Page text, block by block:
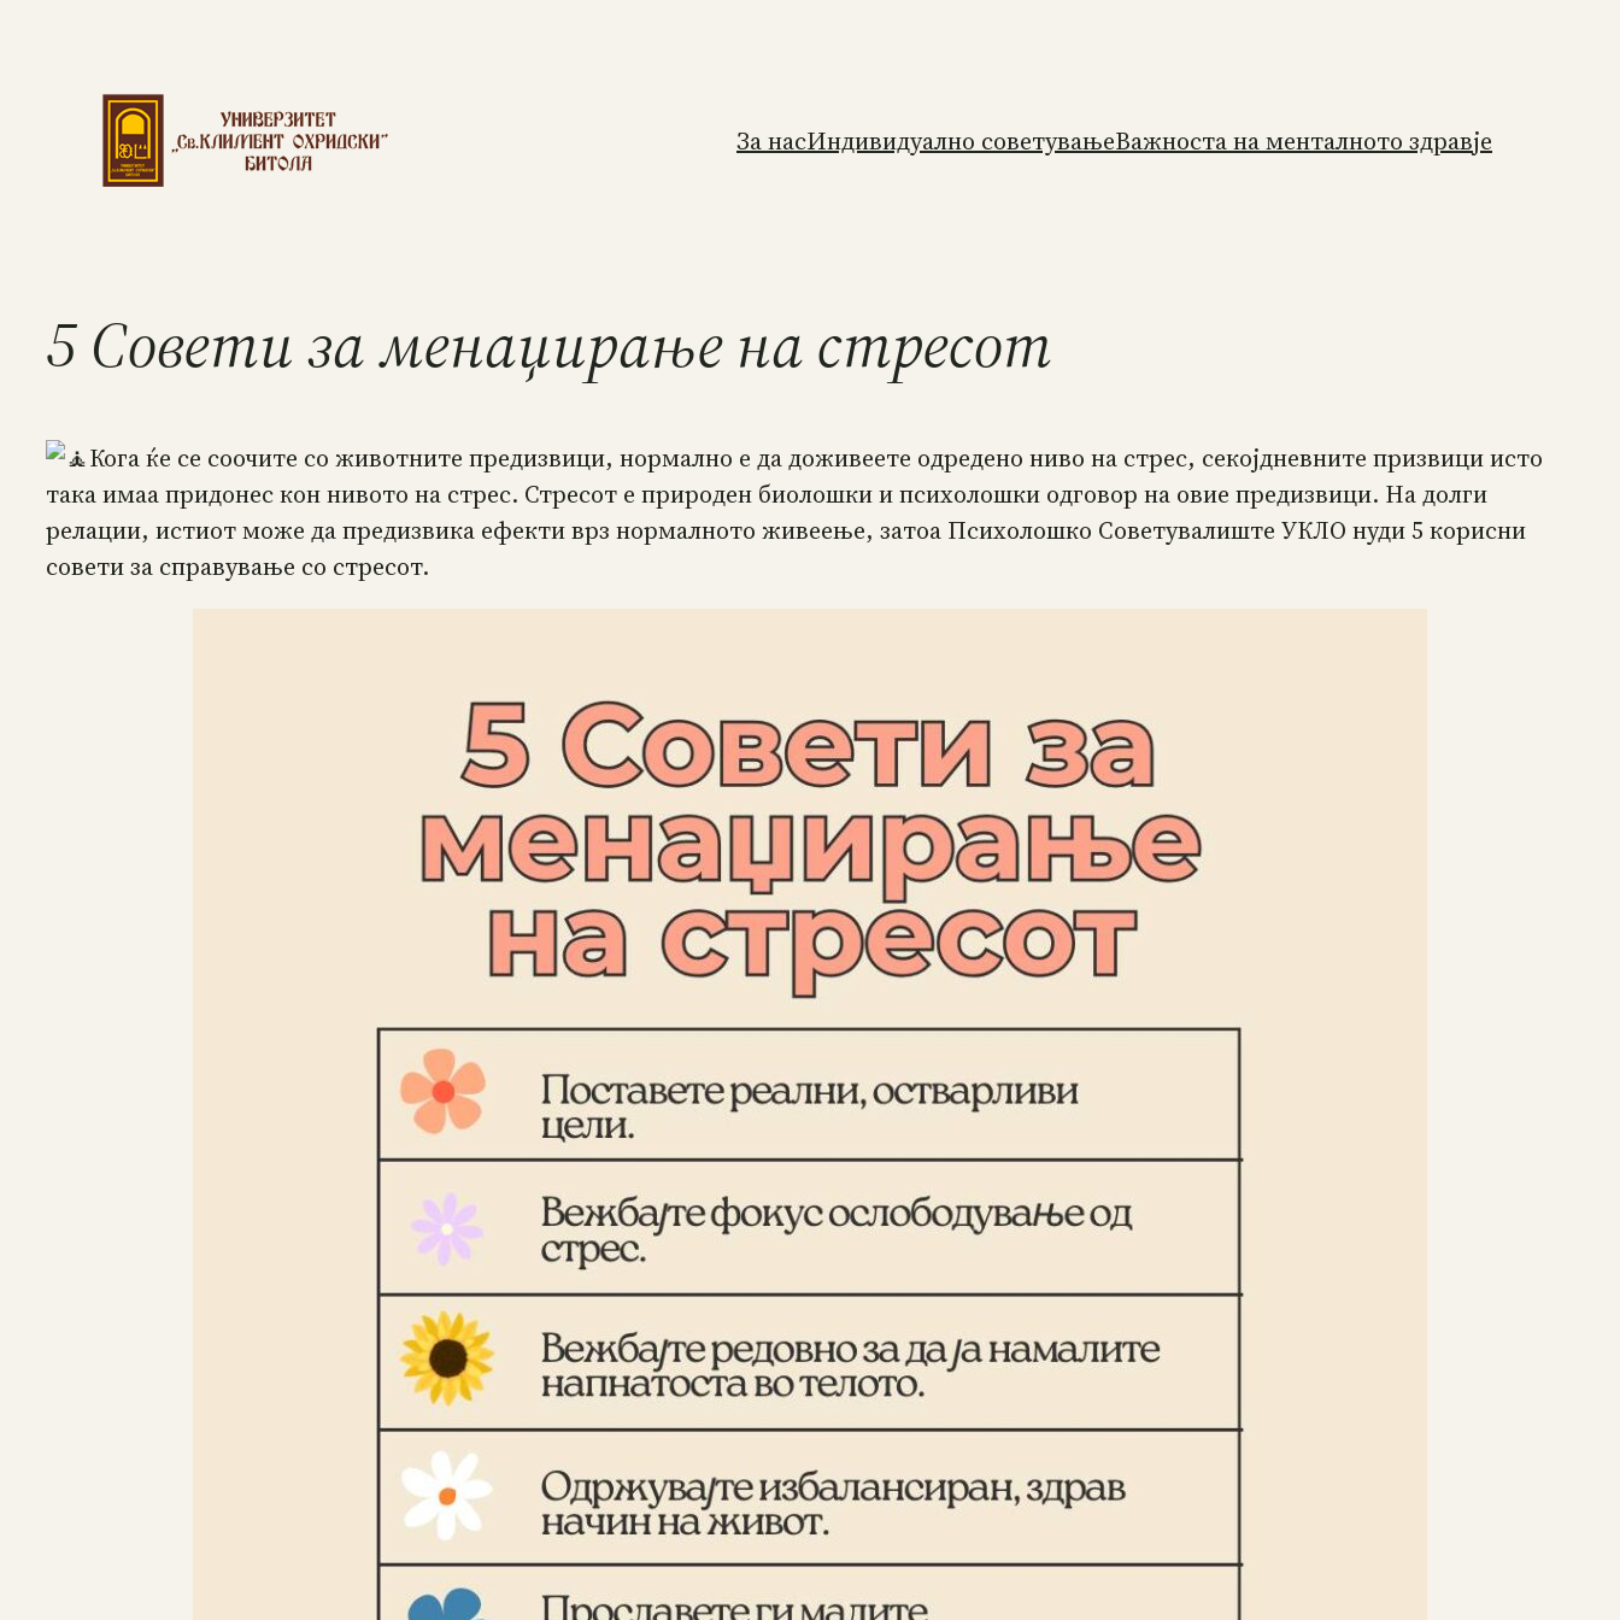
За насИндивидуално советувањеВажноста на менталното здравје
5 Совети за менаџирање на стресот
Кога ќе се соочите со животните предизвици, нормално е да доживеете одредено ниво на стрес, секојдневните призвици исто
така имаа придонес кон нивото на стрес. Стресот е природен биолошки и психолошки одговор на овие предизвици. На долги
релации, истиот може да предизвика ефекти врз нормалното живеење, затоа Психолошко Советувалиште УКЛО нуди 5 корисни
совети за справување со стресот.